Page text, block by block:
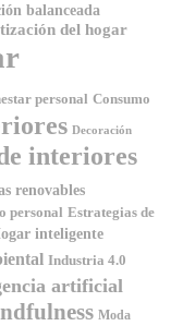
balanceada
del hogar
personal Consumo
Decoración
interiores
renovables
personal Estrategias de
inteligente
Industria 4.0
artificial
Moda